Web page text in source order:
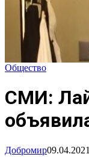
Общество
СМИ:
Добромир09.04.2021